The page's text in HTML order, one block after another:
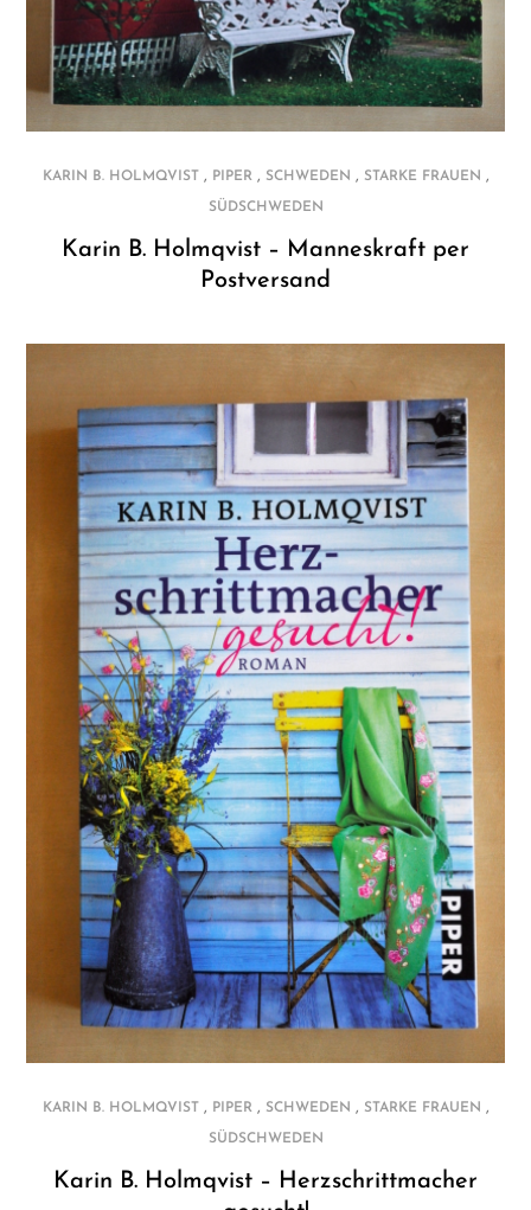
KARIN B. HOLMQVIST , PIPER, SCHWEDEN , STARKE FRAUEN ,
SÜDSCHWEDEN
Karin B. Holmqvist – Manneskraft per
Postversand
KARIN B. HOLMQVIST, PIPER, SCHWEDEN , STARKE FRAUEN ,
SÜDSCHWEDEN
Karin B. Holmqvist – Herzschrittmacher